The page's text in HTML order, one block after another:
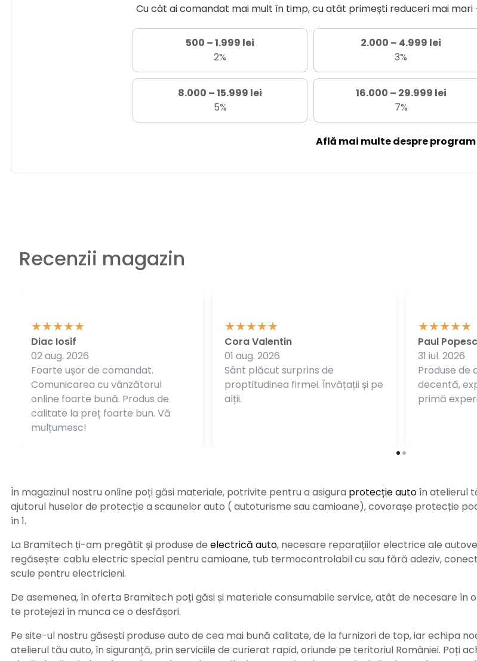
Cu cât ai comandat mai mult în timp, cu atât primești reduceri mai
500 – 1.999 lei
2%
2.000 – 4.999 lei
3%
8.000 – 15.999 lei
5%
16.000 – 29.999 lei
7%
Află mai multe despre
Recenzii magazin
Foarte ușor de comandat.
Comunicarea cu vânzătorul
online foarte bună. Produs de
calitate la preț foarte bun. Vă
mulțumesc!
Diac Iosif
02 aug. 2026
Sânt plăcut surprins de
proptitudinea firmei. Învățații și pe
alții.
Cora Valentin
01 aug. 2026
Produse de
decentă,
primă
Paul
31 iul. 2026
În magazinul nostru online poți găsi materiale, potrivite pentru a asigura protecție autoîn atelierul
ajutorul huselor de protecție a scaunelor auto ( autoturisme sau camioane), covorașe protecție
în 1.
La Bramitech ți-am pregătit și produse de electrică auto, necesare reparațiilor electrice ale
regăsește: cablu electric special pentru camioane, tub termocontrolabil cu sau fără adeziv,
scule pentru electricieni.
De asemenea, în oferta Bramitech poți găsi și materiale consumabile service, atât de necesare în
te protejezi în munca ce o desfășori.
Pe site-ul nostru găsești produse auto de cea mai bună calitate, de la furnizori de top, iar echipa
atelierul tău auto, în siguranță, prin serviciile de curierat rapid, oriunde pe teritoriul României. Poți